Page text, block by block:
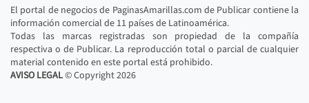
El portal de negocios de PaginasAmarillas.com de Publicar contiene la
información comercial de 11 países de Latinoamérica.
Todas las marcas registradas son propiedad de la compañía
respectiva o de Publicar. La reproducción total o parcial de cualquier
material contenido en este portal está prohibido.
AVISO LEGAL© Copyright2026